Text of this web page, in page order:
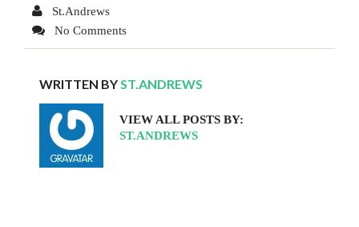
St.Andrews
No Comments
WRITTEN BYST.ANDREWS
VIEW ALL POSTS BY:
ST.ANDREWS